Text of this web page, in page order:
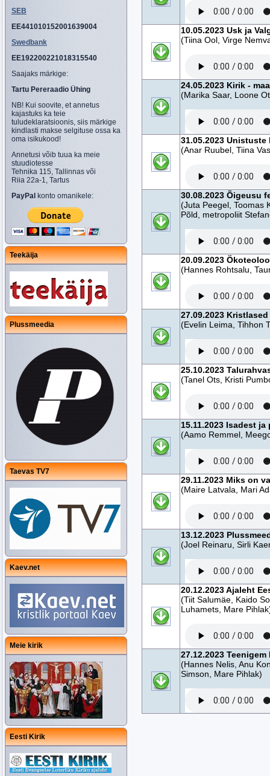
SEB
EE441010152001639004
Swedbank
EE192200221018315540
Saajaks märkige:
Tartu Pereraadio Ühing
NB! Kui soovite, et annetus
kajastuks ka teie
tuludeklaratsioonis, siis märkige
kindlasti makse selgituse ossa ka
oma isikukood!
Annetusi võib tuua ka meie
stuudiotesse
Tehnika 115, Tallinnas või
Riia 22a-1, Tartus
PayPal konto omanikele:
Teekäija
Plussmeedia
Taevas TV7
Kaev.net
Meie kirik
Eesti Kirik
10.05.2023 Usk ja
(Tiina Ool, Virge
24.05.2023 Kirik -
(Marika Saar, Loone
31.05.2023 Unistuste
(Anar Ruubel, Tiina
30.08.2023 Õigeusu
(Juta Peegel, Toomas
Põld, metropoliit
20.09.2023
(Hannes Rohtsalu,
27.09.2023
(Evelin Leima, Tihhon
25.10.2023
(Tanel Ots, Kristi
15.11.2023 Isadest ja
(Aamo Remmel,
29.11.2023 Miks on
(Maire Latvala, Mari
13.12.2023
(Joel Reinaru, Sirli
20.12.2023 Ajaleht
(Tiit Salumäe, Kaido
Luhamets, Mare
27.12.2023
(Hannes Nelis, Anu
Simson, Mare Pihlak)